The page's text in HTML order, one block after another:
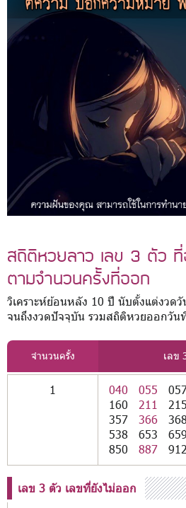
สถิติหวยลาว เลข 3 ตัว
ตามจำนวนครั้งที่ออก
วิเคราะห์ย้อนหลัง 10 ปี นับตั้งแต่งวด
จนถึงงวดปัจจุบัน รวมสถิติหวยออกวั
จำนวนครั้ง เลข
1 040 055
160
211 215
357
366
538
653 659
850
887 912
เลข 3 ตัว เลขที่ยังไม่ออก